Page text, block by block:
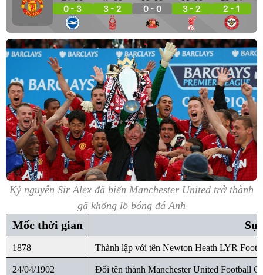
0 - 3 3 - 2 0 - 0 3 - 2 2 - 1
Kỷ nguyên Sir Alex đã biến Manchester United trở thành
gã khổng lồ bóng đá Anh
Mốc thời gian Sự
1878 Thành lập với tên Newton Heath LYR
24/04/1902 Đổi tên thành Manchester United Football